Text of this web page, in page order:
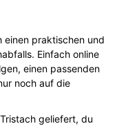
einen praktischen und
Einfach online
einen passenden
noch auf die
geliefert, du